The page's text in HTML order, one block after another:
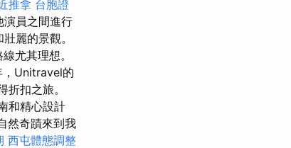
推拿 台胞證
演員之間進行
麗的景觀。
尤其理想。
Unitravel的
扣之旅。
和精心設計
然奇蹟來到我
西屯體態調整